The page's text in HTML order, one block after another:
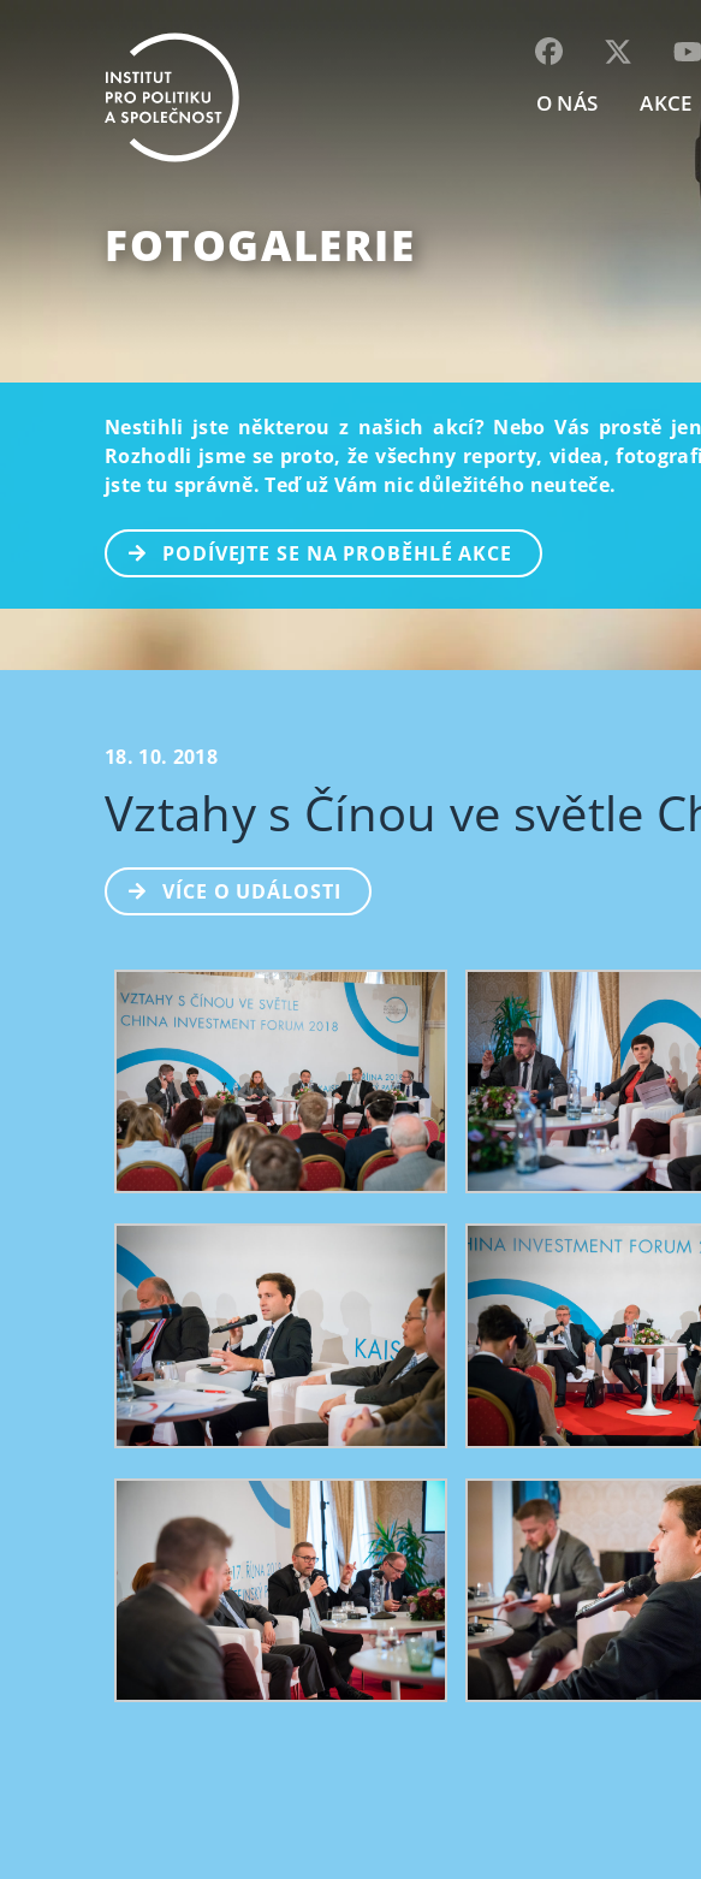
O NÁS AKCE
FOTOGALERIE
Nestihli jste některou z našich akcí? Nebo Vás prostě
Rozhodli jsme se proto, že všechny reporty, videa,
jste tu správně. Teď už Vám nic důležitého neuteče.
PODÍVEJTE SE NA PROBĚHLÉ AKCE
18. 10. 2018
Vztahy s Čínou ve světle
VÍCE O UDÁLOSTI